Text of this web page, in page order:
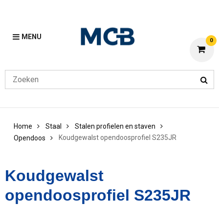
MENU 0
Home Staal
Stalen profielen en staven
Opendoos
Koudgewalst opendoosprofiel S235JR
Koudgewalst
opendoosprofiel S235JR